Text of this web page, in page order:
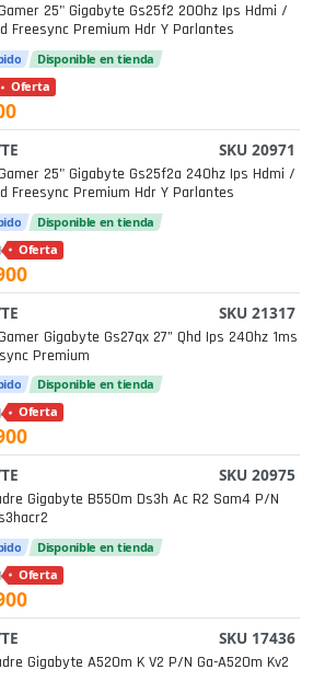
25" Gigabyte Gs25f2 200hz Ips Hdmi /
Freesync Premium Hdr Y Parlantes
Disponible en tienda
Oferta
SKU 20971
25" Gigabyte Gs25f2a 240hz Ips Hdmi /
Freesync Premium Hdr Y Parlantes
Disponible en tienda
Oferta
SKU 21317
Gigabyte Gs27qx 27” Qhd Ips 240hz 1ms
Premium
Disponible en tienda
Oferta
SKU 20975
R2 Sam4 P/n
Disponible en tienda
Oferta
SKU 17436
Gigabyte A520m K V2 P/n Ga-A520m Kv2